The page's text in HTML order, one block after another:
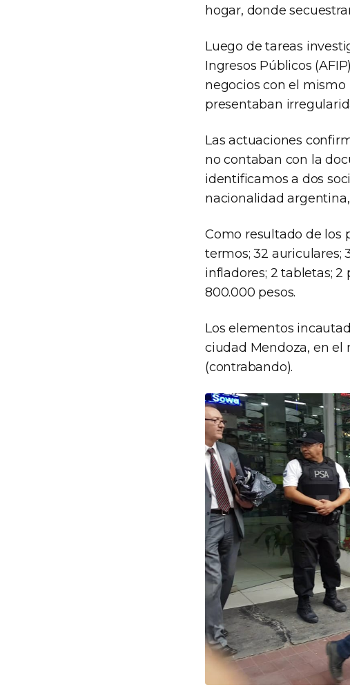
hogar, donde
Luego de tareas
Ingresos Públicos
negocios con el
presentaban
Las actuaciones
no contaban con la
identificamos a dos
nacionalidad
Como resultado de los
termos; 32 auriculares;
infladores; 2 tabletas;
800.000 pesos.
Los elementos
ciudad Mendoza, en el
(contrabando).